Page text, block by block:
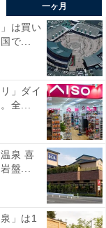
一ヶ月
は買い
で...
」ダイ
全...
泉 喜
盤...
」は1